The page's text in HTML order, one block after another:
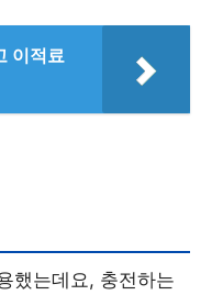
이적료
했는데요, 충전하는